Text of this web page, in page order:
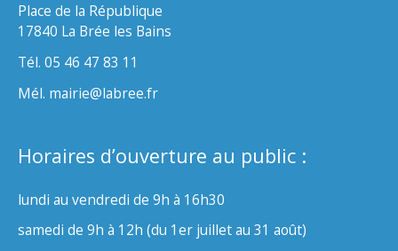
Place de la République
17840 La Brée les Bains
Tél. 05 46 47 83 11
Mél. mairie@labree.fr
Horaires d’ouverture au public :
lundi au vendredi de 9h à 16h30
samedi de 9h à 12h (du 1er juillet au 31 août)